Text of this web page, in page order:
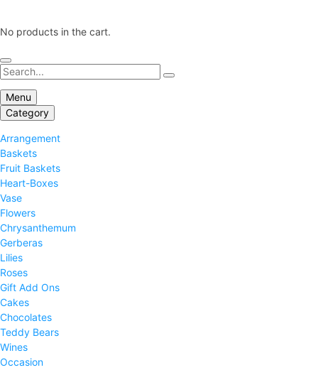
No products in the cart.
Menu
Category
Arrangement
Baskets
Fruit Baskets
Heart-Boxes
Vase
Flowers
Chrysanthemum
Gerberas
Lilies
Roses
Gift Add Ons
Cakes
Chocolates
Teddy Bears
Wines
Occasion